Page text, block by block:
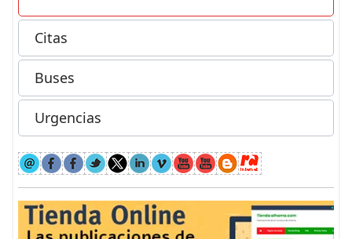
Citas
Buses
Urgencias